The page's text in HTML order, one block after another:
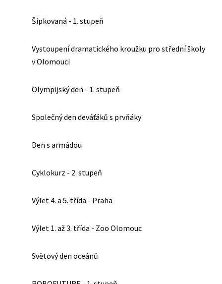
Šipkovaná - 1. stupeň
Vystoupení dramatického kroužku pro střední školy
v Olomouci
Olympijský den - 1. stupeň
Společný den deváťáků s prvňáky
Den s armádou
Cyklokurz - 2. stupeň
Výlet 4. a 5. třída - Praha
Výlet 1. až 3. třída - Zoo Olomouc
Světový den oceánů